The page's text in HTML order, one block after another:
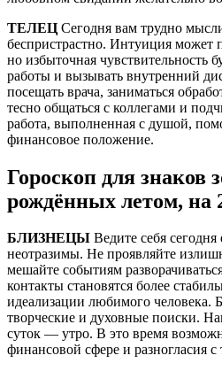
ТЕЛЕЦ Сегодня вам трудно
беспристрастно. Интуиция может
но избыточная чувствительность
работы и вызывать внутренний
посещать врача, заниматься
тесно общаться с коллегами и
работа, выполненная с душой,
финансовое положение.
Гороскоп для знаков
рождённых летом, на
БЛИЗНЕЦЫ Ведите себя сегодня
неотразимы. Не проявляйте
мешайте событиям
контакты становятся более
идеализации любимого человека.
творческие и духовные поиски.
суток — утро. В это время
финансовой сфере и разногласия